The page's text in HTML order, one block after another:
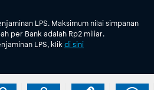
LPS. Maksimum nilai simpanan
per Bank adalah Rp2 miliar.
LPS, klik di sini